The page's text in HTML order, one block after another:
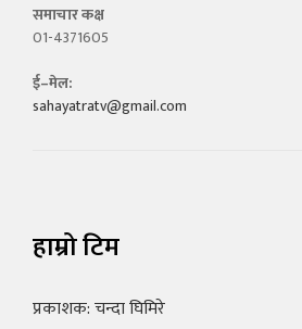
समाचार कक्ष
01-4371605
ई–मेल:
sahayatratv@gmail.com
हाम्रो टिम
प्रकाशक: चन्दा घिमिरे